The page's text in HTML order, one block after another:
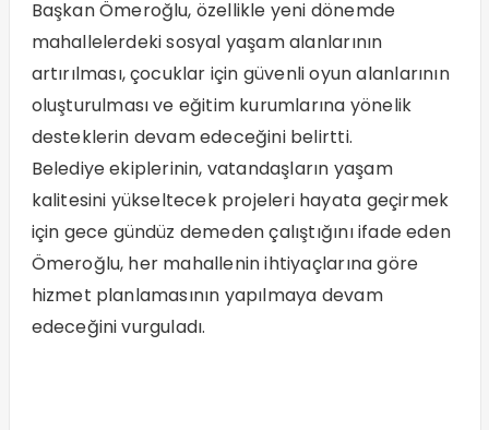
Başkan Ömeroğlu, özellikle yeni dönemde
mahallelerdeki sosyal yaşam alanlarının
artırılması, çocuklar için güvenli oyun alanlarının
oluşturulması ve eğitim kurumlarına yönelik
desteklerin devam edeceğini belirtti.
Belediye ekiplerinin, vatandaşların yaşam
kalitesini yükseltecek projeleri hayata geçirmek
için gece gündüz demeden çalıştığını ifade eden
Ömeroğlu, her mahallenin ihtiyaçlarına göre
hizmet planlamasının yapılmaya devam
edeceğini vurguladı.